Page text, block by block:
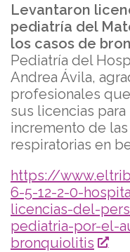
Levantaron
pediatría del
los casos de
Pediatría del
Andrea Ávila,
profesionales
sus licencias
incremento de
respiratorias en
https://
6-5-12-2-0-
licencias-del-
pediatria-por-el-
bronquiolitis